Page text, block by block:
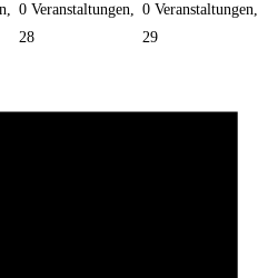
0 Veranstaltungen,
28
0 Veranstaltungen,
29